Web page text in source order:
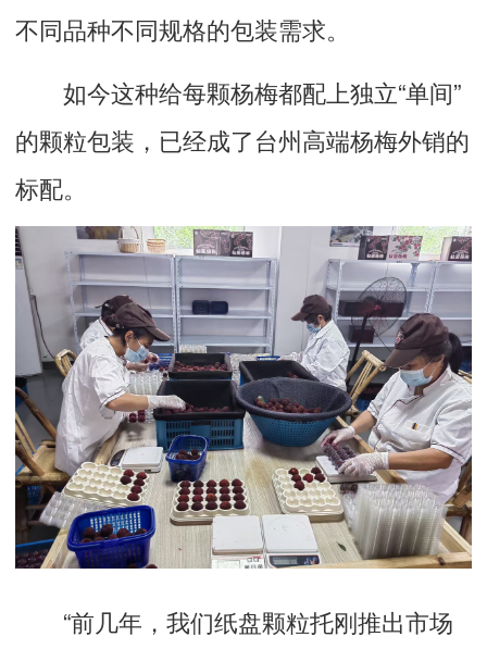
不同品种不同规格的包装需求。
如今这种给每颗杨梅都配上独立“单间”
的颗粒包装，已经成了台州高端杨梅外销的
标配。
“前几年，我们纸盘颗粒托刚推出市场